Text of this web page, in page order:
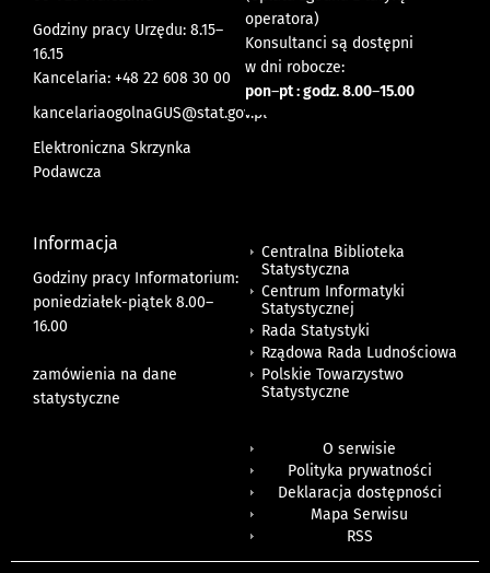
Godziny pracy Urzędu: 8.15–
16.15
Kancelaria: +48 22 608 30 00
kancelariaogolnaGUS@stat.gov.pl
Elektroniczna Skrzynka
Podawcza
operatora)
Konsultanci są dostępni
w dni robocze:
pon–pt : godz. 8.00–15.00
Informacja
Godziny pracy Informatorium:
poniedziałek-piątek 8.00–
16.00
zamówienia na dane
statystyczne
Centralna Biblioteka
Statystyczna
Centrum Informatyki
Statystycznej
Rada Statystyki
Rządowa Rada Ludnościowa
Polskie Towarzystwo
Statystyczne
O serwisie
Polityka prywatności
Deklaracja dostępności
Mapa Serwisu
RSS